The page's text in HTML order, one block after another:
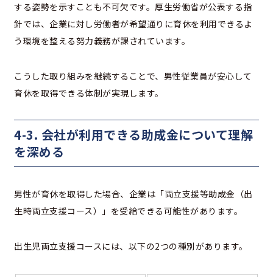
する姿勢を示すことも不可欠です。厚生労働省が公表する指
針では、企業に対し労働者が希望通りに育休を利用できるよ
う環境を整える努力義務が課されています。
こうした取り組みを継続することで、男性従業員が安心して
育休を取得できる体制が実現します。
4-3. 会社が利用できる助成金について理解
を深める
男性が育休を取得した場合、企業は「両立支援等助成金（出
生時両立支援コース）」を受給できる可能性があります。
出生児両立支援コースには、以下の2つの種別があります。